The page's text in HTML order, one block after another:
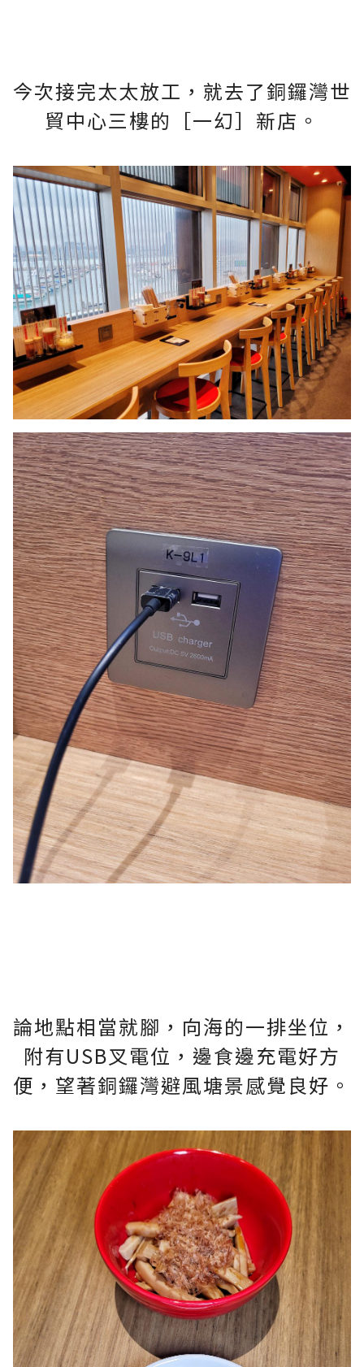
今次接完太太放工，就去了銅鑼灣世
貿中心三樓的［一幻］新店。
論地點相當就腳，向海的一排坐位，
附有USB叉電位，邊食邊充電好方
便，望著銅鑼灣避風塘景感覺良好。